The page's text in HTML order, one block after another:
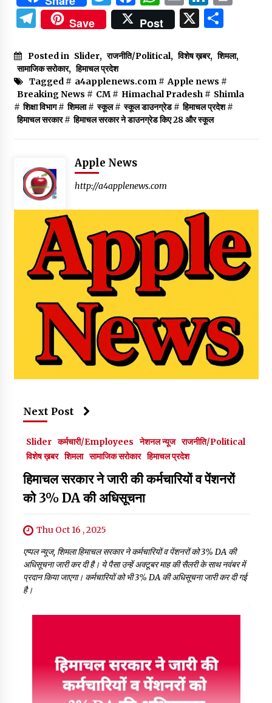
Telegram
Save Post X
Posted in Slider, राजनीति/Political, विशेष ख़बर, शिमला,
सामाजिक सरोकार, हिमाचल प्रदेश
Tagged # a4applenews.com# Apple news #
Breaking News # CM# Himachal Pradesh# Shimla
# शिक्षा विभाग# शिमला# स्कूल# स्कूल डाउनग्रेड# हिमाचल प्रदेश#
हिमाचल सरकार# हिमाचल सरकार ने डाउनग्रेड किए 28 और स्कूल
Apple News
http://a4applenews.com
Next Post
Slider कर्मचारी/Employees नेशनल न्यूज राजनीति/Political
विशेष ख़बर शिमला सामाजिक सरोकार हिमाचल प्रदेश
हिमाचल सरकार ने जारी की कर्मचारियों व पेंशनरों
को 3% DA की अधिसूचना
Thu Oct 16 , 2025
एप्पल न्यूज, शिमला हिमाचल सरकार ने कर्मचारियों व पेंशनरों को 3% DA की
अधिसूचना जारी कर दी है। ये पैसा उन्हें अक्टूबर माह की सैलरी के साथ नवंबर में
प्रदान किया जाएगा। कर्मचारियों को भी 3% DA की अधिसूचना जारी कर दी गई
है।